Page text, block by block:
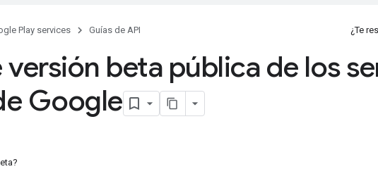
Play services Guías de API ¿Te
versión beta pública de los
Google